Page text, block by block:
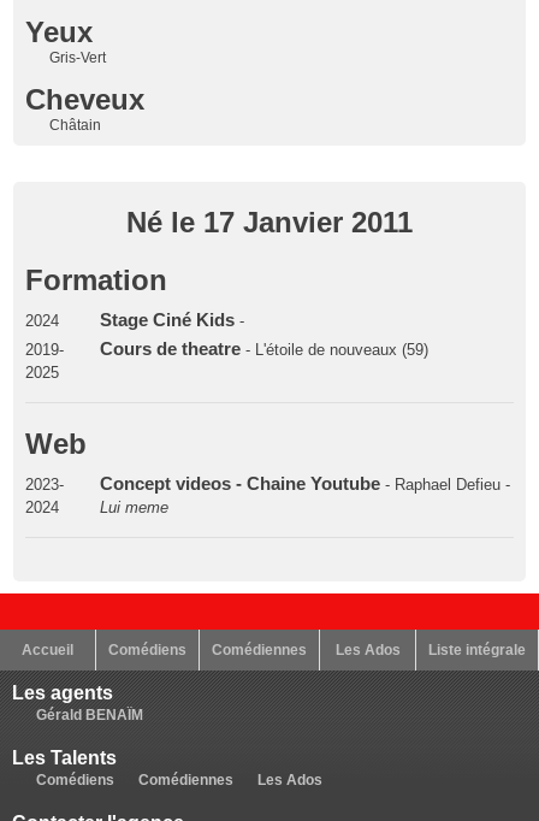
Yeux
Gris-Vert
Cheveux
Châtain
Né le 17 Janvier 2011
Formation
2024 Stage Ciné Kids-
2019-
2025
Cours de theatre- L'étoile de nouveaux (59)
Web
2023-
2024
Concept videos - Chaine Youtube- Raphael Defieu -
Lui meme
Accueil Comédiens Comédiennes Les Ados Liste intégrale
Les agents
Gérald BENAÏM
Les Talents
Comédiens Comédiennes Les Ados